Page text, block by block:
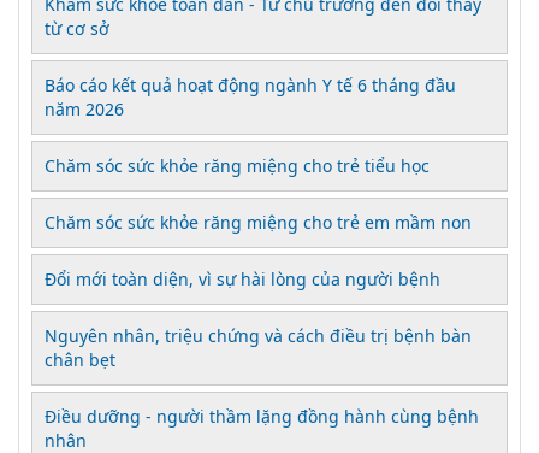
từ cơ sở
Báo cáo kết quả hoạt động ngành Y tế 6 tháng đầu
năm 2026
Chăm sóc sức khỏe răng miệng cho trẻ tiểu học
Chăm sóc sức khỏe răng miệng cho trẻ em mầm non
Đổi mới toàn diện, vì sự hài lòng của người bệnh
Nguyên nhân, triệu chứng và cách điều trị bệnh bàn
chân bẹt
Điều dưỡng - người thầm lặng đồng hành cùng bệnh
nhân